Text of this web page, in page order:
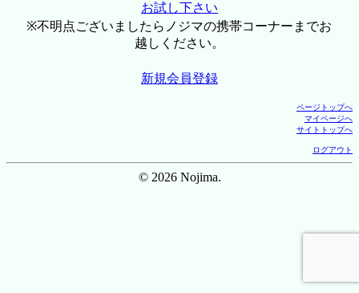
お試し下さい
※不明点ございましたらノジマの携帯コーナーまでお
越しください。
新規会員登録
ページトップへ
マイページへ
サイトトップへ
ログアウト
© 2026 Nojima.